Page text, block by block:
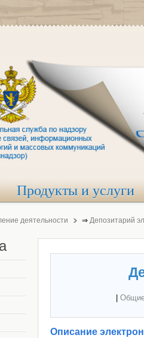
Продукты и услуги
деятельности ⇒ Депозитарий
Описание